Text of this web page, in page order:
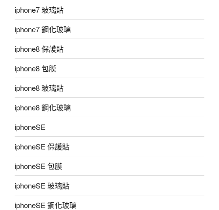
iphone7 玻璃貼
iphone7 鋼化玻璃
iphone8 保護貼
iphone8 包膜
iphone8 玻璃貼
iphone8 鋼化玻璃
iphoneSE
iphoneSE 保護貼
iphoneSE 包膜
iphoneSE 玻璃貼
iphoneSE 鋼化玻璃